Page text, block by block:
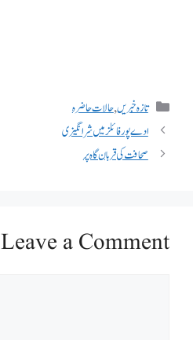
تازہ خبریں,حالات حاضرہ
ادے پور فائلز میں شرانگیزی
صحافت کی قربان گاہ پر
Leave a Comment